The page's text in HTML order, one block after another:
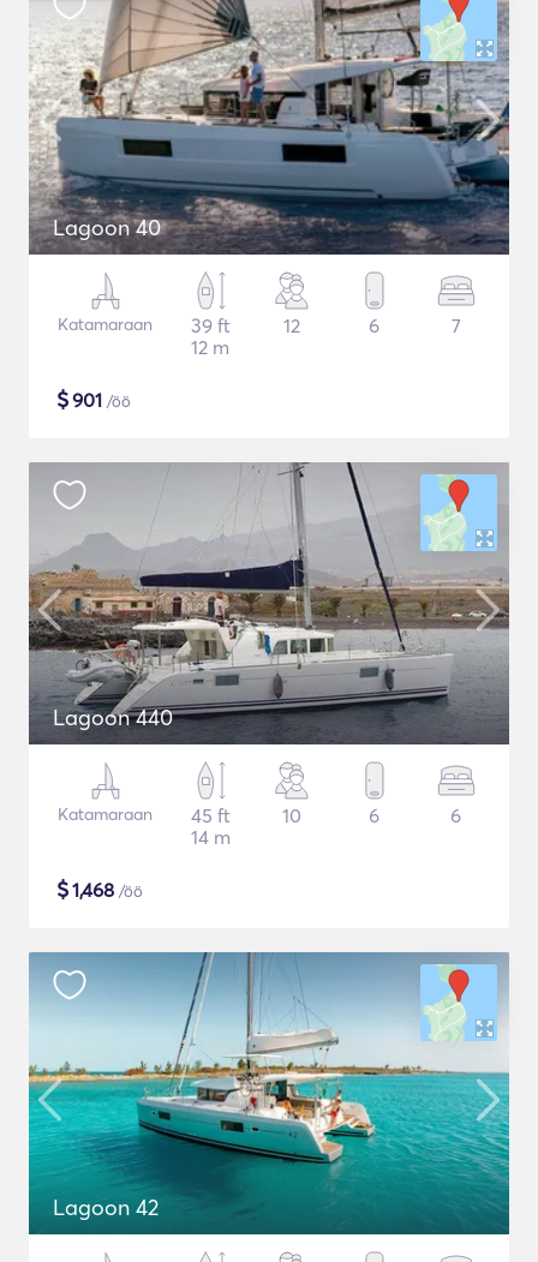
Lagoon 40
Katamaraan
39 ft
12 m
12 6 7
$901 /öö
Lagoon 440
Katamaraan
45 ft
14 m
10 6 6
$1,468 /öö
Lagoon 42